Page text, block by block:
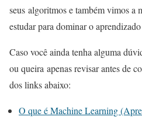
seus algoritmos e também vimos a
estudar para dominar o
Caso você ainda tenha alguma
ou queira apenas revisar antes de
dos links abaixo:
O que é Machine Learning